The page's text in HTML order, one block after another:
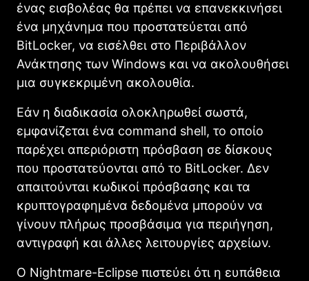
ένας εισβολέας θα πρέπει να επανεκκινήσει
ένα μηχάνημα που προστατεύεται από
BitLocker, να εισέλθει στο Περιβάλλον
Ανάκτησης των Windows και να ακολουθήσει
μια συγκεκριμένη ακολουθία.
Εάν η διαδικασία ολοκληρωθεί σωστά,
εμφανίζεται ένα command shell, το οποίο
παρέχει απεριόριστη πρόσβαση σε δίσκους
που προστατεύονται από το BitLocker. Δεν
απαιτούνται κωδικοί πρόσβασης και τα
κρυπτογραφημένα δεδομένα μπορούν να
γίνουν πλήρως προσβάσιμα για περιήγηση,
αντιγραφή και άλλες λειτουργίες αρχείων.
Ο Nightmare-Eclipse πιστεύει ότι η ευπάθεια